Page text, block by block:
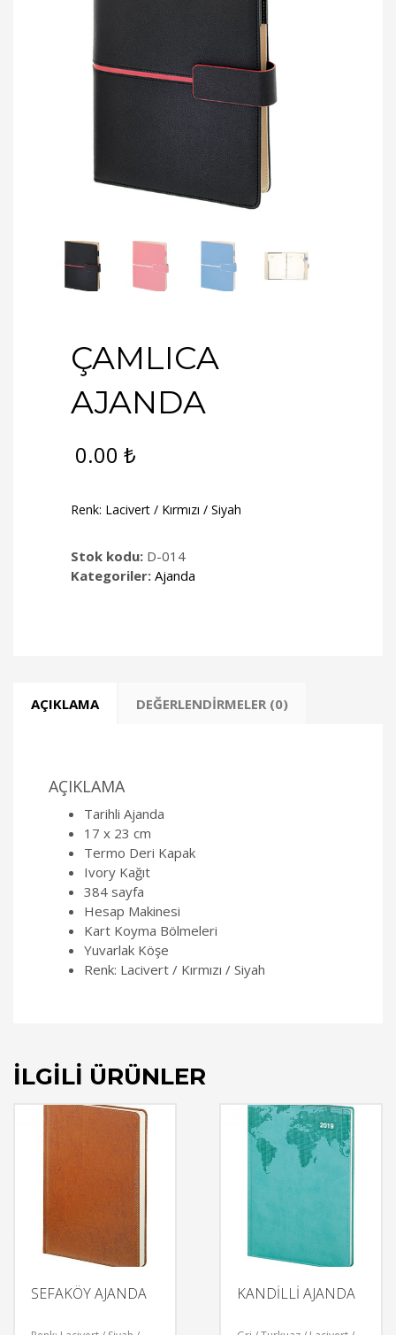
ÇAMLICA
AJANDA
0.00 ₺
Renk: Lacivert / Kırmızı / Siyah
Stok kodu: D-014
Kategoriler: Ajanda
AÇIKLAMA DEĞERLENDIRMELER (0)
AÇIKLAMA
Tarihli Ajanda
17 x 23 cm
Termo Deri Kapak
Ivory Kağıt
384 sayfa
Hesap Makinesi
Kart Koyma Bölmeleri
Yuvarlak Köşe
Renk: Lacivert / Kırmızı / Siyah
İLGILI ÜRÜNLER
SEFAKÖY AJANDA KANDİLLİ AJANDA